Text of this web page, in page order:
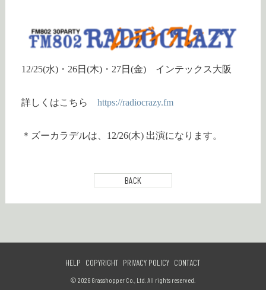
12/25(水)・26日(木)・27日(金) インテックス大阪
詳しくはこちら https://radiocrazy.fm
＊ズーカラデルは、12/26(木) 出演になります。
BACK
HELP COPYRIGHT PRIVACY POLICY CONTACT
© 2026 Grasshopper Co., Ltd. All rights reserved.